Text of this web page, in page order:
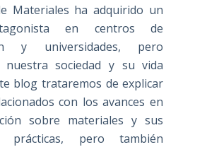
Materiales ha adquirido un
en centros de
y universidades, pero
nuestra sociedad y su vida
blog trataremos de explicar
con los avances en
sobre materiales y sus
prácticas, pero también